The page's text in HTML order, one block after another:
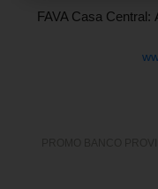
FAVA Casa Central: